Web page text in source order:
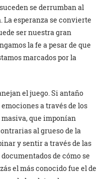
se derrumban al
esperanza se convierte
ser nuestra gran
la fe a pesar de que
marcados por la
el juego. Si antaño
a través de los
que imponían
al grueso de la
y sentir a través de las
de cómo se
el más conocido fue el de